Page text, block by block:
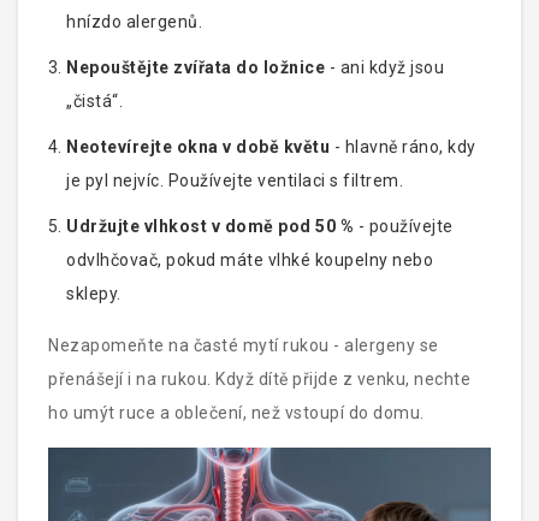
hnízdo alergenů.
Nepouštějte zvířata do ložnice - ani když jsou
„čistá“.
Neotevírejte okna v době květu - hlavně ráno, kdy
je pyl nejvíc. Používejte ventilaci s filtrem.
Udržujte vlhkost v domě pod 50 % - používejte
odvlhčovač, pokud máte vlhké koupelny nebo
sklepy.
Nezapomeňte na časté mytí rukou - alergeny se
přenášejí i na rukou. Když dítě přijde z venku, nechte
ho umýt ruce a oblečení, než vstoupí do domu.